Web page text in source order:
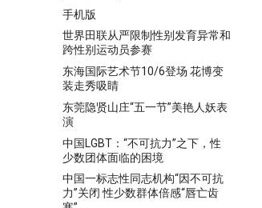
手机版
世界田联从严限制性别发育异常和
跨性别运动员参赛
东海国际艺术节10/6登场 花博变
装走秀吸睛
东莞隐贤山庄“五一节”美艳人妖表
演
中国LGBT：“不可抗力”之下，性
少数团体面临的困境
中国一标志性同志机构“因不可抗
力”关闭 性少数群体倍感“唇亡齿